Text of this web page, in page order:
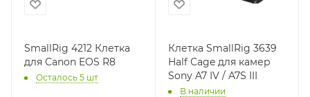
SmallRig 4212 Клетка
для Canon EOS R8
Осталось 5 шт
Клетка SmallRig 3639
Half Cage для камер
Sony A7 IV / A7S III
В наличии